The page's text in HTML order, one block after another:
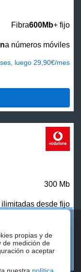
Fibra600Mb+ fijo
a números móviles
luego 29,90€/mes
300 Mb
ilimitadas desde fijo
27,00 €/mes
propias y de
de medición de
o aceptar